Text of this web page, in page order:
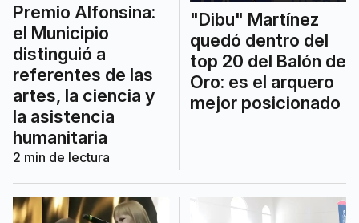
Premio Alfonsina:
el Municipio
distinguió a
referentes de las
artes, la ciencia y
la asistencia
humanitaria
2 min de lectura
"Dibu" Martínez
quedó dentro del
top 20 del Balón de
Oro: es el arquero
mejor posicionado